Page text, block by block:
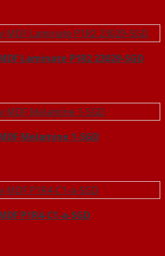
Laminate P1R2 23029-SGD
Melamine 1-SGD
P1R4-C1-a-SGD